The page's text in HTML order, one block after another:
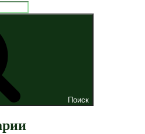
Поиск